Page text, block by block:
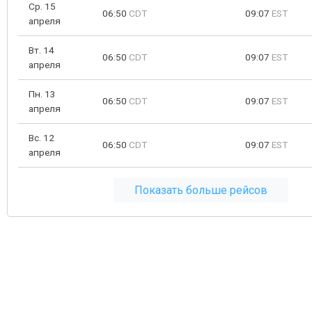
Ср. 15
апреля
06:50 CDT 09:07 EST
Вт. 14
апреля
06:50 CDT 09:07 EST
Пн. 13
апреля
06:50 CDT 09:07 EST
Вс. 12
апреля
06:50 CDT 09:07 EST
Показать больше рейсов